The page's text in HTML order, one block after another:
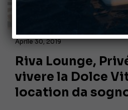
Aprile 30, 2019
Riva Lounge,
vivere la Dolce
location da